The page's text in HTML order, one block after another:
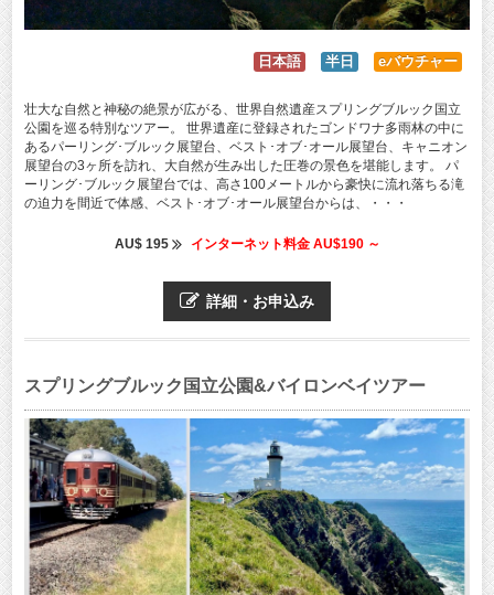
日本語 半日 eバウチャー
壮大な自然と神秘の絶景が広がる、世界自然遺産スプリングブルック国立
公園を巡る特別なツアー。 世界遺産に登録されたゴンドワナ多雨林の中に
あるパーリング･ブルック展望台、ベスト･オブ･オール展望台、キャニオン
展望台の3ヶ所を訪れ、大自然が生み出した圧巻の景色を堪能します。 パ
ーリング･ブルック展望台では、高さ100メートルから豪快に流れ落ちる滝
の迫力を間近で体感、ベスト･オブ･オール展望台からは、・・・
AU$ 195 インターネット料金 AU$190 ～
詳細・お申込み
スプリングブルック国立公園&バイロンベイツアー